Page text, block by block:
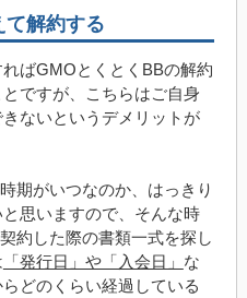
て解約する
ばGMOとくとくBBの解約
ですが、こちらはご自身
ないというデメリットが
期がいつなのか、はっきり
思いますので、そんな時
約した際の書類一式を探し
「発行日」や「入会日」 な
どのくらい経過している